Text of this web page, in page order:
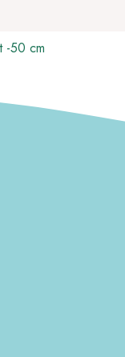
-50 cm